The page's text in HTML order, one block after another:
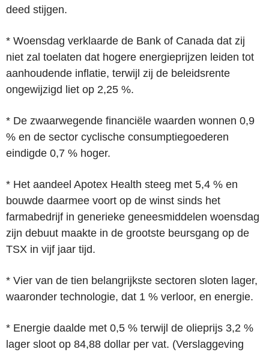
deed stijgen.
* Woensdag verklaarde de Bank of Canada dat zij
niet zal toelaten dat hogere energieprijzen leiden tot
aanhoudende inflatie, terwijl zij de beleidsrente
ongewijzigd liet op 2,25 %.
* De zwaarwegende financiële waarden wonnen 0,9
% en de sector cyclische consumptiegoederen
eindigde 0,7 % hoger.
* Het aandeel Apotex Health steeg met 5,4 % en
bouwde daarmee voort op de winst sinds het
farmabedrijf in generieke geneesmiddelen woensdag
zijn debuut maakte in de grootste beursgang op de
TSX in vijf jaar tijd.
* Vier van de tien belangrijkste sectoren sloten lager,
waaronder technologie, dat 1 % verloor, en energie.
* Energie daalde met 0,5 % terwijl de olieprijs 3,2 %
lager sloot op 84,88 dollar per vat. (Verslaggeving